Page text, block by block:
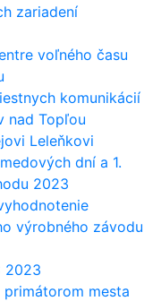
zariadení
voľného času
komunikácií
nad Topľou
Leleňkovi
dní a 1.
2023
výrobného závodu
2023
mesta